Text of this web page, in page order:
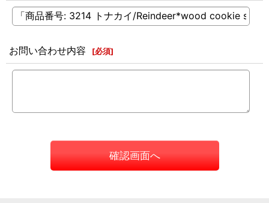
お問い合わせ内容 [必須]
確認画面へ